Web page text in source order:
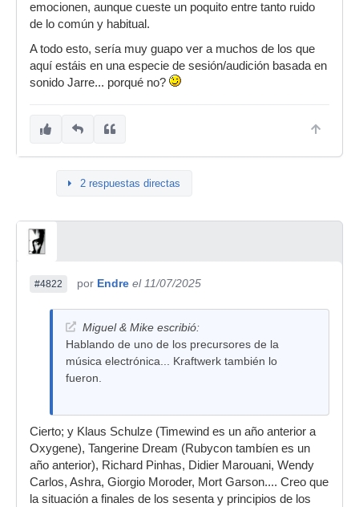
emocionen, aunque cueste un poquito entre tanto ruido
de lo común y habitual.
A todo esto, sería muy guapo ver a muchos de los que
aquí estáis en una especie de sesión/audición basada en
sonido Jarre... porqué no?
2 respuestas directas
#4822 por Endre el 11/07/2025
Miguel & Mike escribió:
Hablando de uno de los precursores de la
música electrónica... Kraftwerk también lo
fueron.
Cierto; y Klaus Schulze (Timewind es un año anterior a
Oxygene), Tangerine Dream (Rubycon tambíen es un
año anterior), Richard Pinhas, Didier Marouani, Wendy
Carlos, Ashra, Giorgio Moroder, Mort Garson.... Creo que
la situación a finales de los sesenta y principios de los